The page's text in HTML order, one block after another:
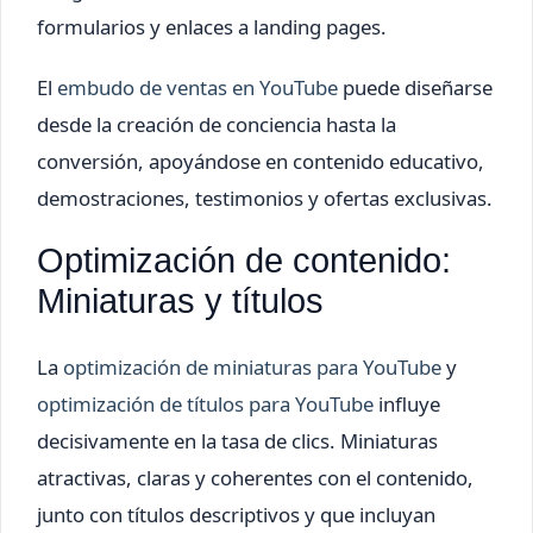
formularios y enlaces a landing pages.
El embudo de ventas en YouTube puede diseñarse
desde la creación de conciencia hasta la
conversión, apoyándose en contenido educativo,
demostraciones, testimonios y ofertas exclusivas.
Optimización de contenido:
Miniaturas y títulos
La optimización de miniaturas para YouTubey
optimización de títulos para YouTube influye
decisivamente en la tasa de clics. Miniaturas
atractivas, claras y coherentes con el contenido,
junto con títulos descriptivos y que incluyan